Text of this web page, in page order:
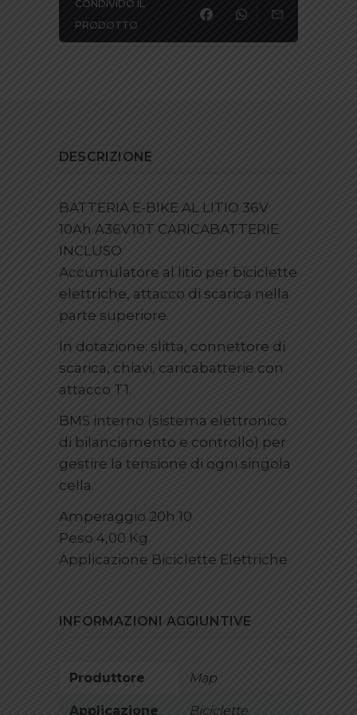
CONDIVIDO IL
PRODOTTO
DESCRIZIONE
BATTERIA E-BIKE AL LITIO 36V
10Ah A36V10T CARICABATTERIE
INCLUSO
Accumulatore al litio per biciclette
elettriche, attacco di scarica nella
parte superiore.
In dotazione: slitta, connettore di
scarica, chiavi, caricabatterie con
attacco T1.
BMS interno (sistema elettronico
di bilanciamento e controllo) per
gestire la tensione di ogni singola
cella.
Amperaggio 20h 10
Peso 4,00 Kg
Applicazione Biciclette Elettriche
INFORMAZIONI AGGIUNTIVE
Produttore Map
Applicazione Biciclette